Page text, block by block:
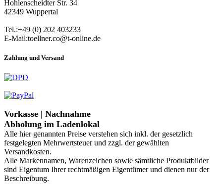
Hohlenscheidter Str. 34
42349 Wuppertal
Tel.:+49 (0) 202 403233
E-Mail:toellner.co@t-online.de
Zahlung und Versand
Vorkasse | Nachnahme
Abholung im Ladenlokal
Alle hier genannten Preise verstehen sich inkl. der gesetzlich
festgelegten Mehrwertsteuer und zzgl. der gewählten
Versandkosten.
Alle Markennamen, Warenzeichen sowie sämtliche Produktbilder
sind Eigentum Ihrer rechtmäßigen Eigentümer und dienen nur der
Beschreibung.